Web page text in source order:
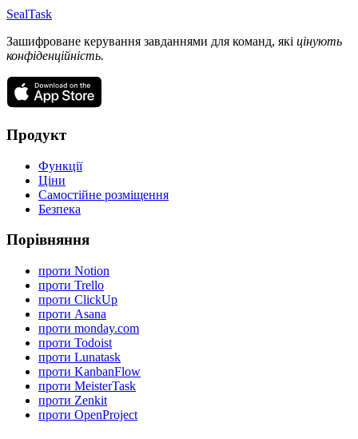
SealTask
Зашифроване керування завданнями для команд, які цінують
конфіденційність.
Продукт
Функції
Ціни
Самостійне розміщення
Безпека
Порівняння
проти Notion
проти Trello
проти ClickUp
проти Asana
проти monday.com
проти Todoist
проти Lunatask
проти KanbanFlow
проти MeisterTask
проти Zenkit
проти OpenProject